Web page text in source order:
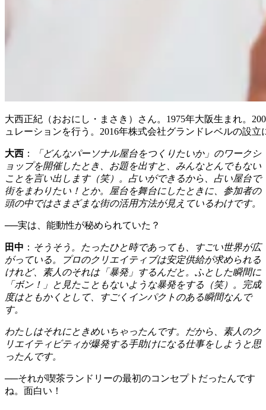
大西正紀（おおにし・まさき）さん。1975年大阪生まれ。
ュレーションを行う。2016年株式会社グランドレベルの設
大西 ：
「どんなパーソナル屋台をつくりたいか」のワークシ
ョップを開催したとき、お題を出すと、みんなとんでもない
ことを言い出します（笑）。占いができるから、占い屋台で
街をまわりたい！とか。屋台を舞台にしたときに、参加者の
頭の中ではさまざまな街の活用方法が見えているわけです。
──実は、能動性が秘められていた？
田中 ： そうそう。たったひと時であっても、すごい世界が広
がっている。プロのクリエイティブは安定供給が求められる
けれど、素人のそれは「暴発」するんだと。ふとした瞬間に
「ボン！」と見たこともないような暴発をする（笑）。完成
度はともかくとして、すごくインパクトのある瞬間なんで
す。
わたしはそれにときめいちゃったんです。だから、素人のク
リエイティビティが爆発する手助けになる仕事をしようと思
ったんです。
──それが喫茶ランドリーの最初のコンセプトだったんです
ね。面白い！